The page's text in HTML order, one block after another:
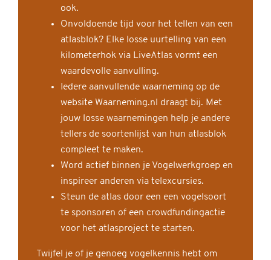
ook.
Onvoldoende tijd voor het tellen van een
atlasblok? Elke losse uurtelling van een
kilometerhok via LiveAtlas vormt een
waardevolle aanvulling.
Iedere aanvullende waarneming op de
website Waarneming.nl draagt bij. Met
jouw losse waarnemingen help je andere
tellers de soortenlijst van hun atlasblok
compleet te maken.
Word actief binnen je Vogelwerkgroep en
inspireer anderen via telexcursies.
Steun de atlas door een een vogelsoort
te sponsoren of een crowdfundingactie
voor het atlasproject te starten.
Twijfel je of je genoeg vogelkennis hebt om